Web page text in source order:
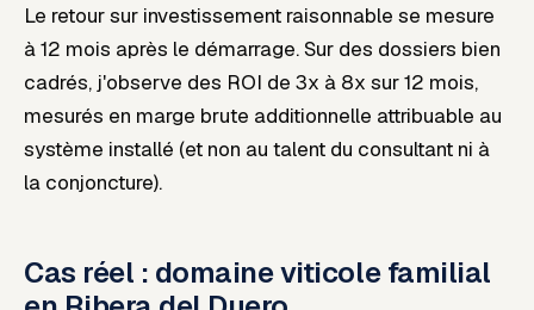
Le retour sur investissement raisonnable se mesure
à 12 mois après le démarrage. Sur des dossiers bien
cadrés, j'observe des ROI de 3x à 8x sur 12 mois,
mesurés en marge brute additionnelle attribuable au
système installé (et non au talent du consultant ni à
la conjoncture).
Cas réel : domaine viticole familial